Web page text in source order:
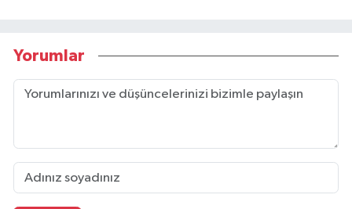
Yorumlar